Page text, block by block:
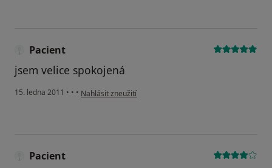
Pacient
jsem velice spokojená
15. ledna 2011 • • • podle názoru uživatele Pacient
Nahlásit zneužití
Pacient